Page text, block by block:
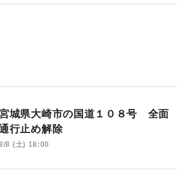
城県大崎市の国道１０８号 全面
行止め解除
8 (土) 18:00